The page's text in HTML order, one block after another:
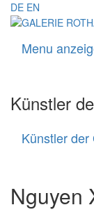
DE EN
Menu
Künstler
Künstler der
Nguyen